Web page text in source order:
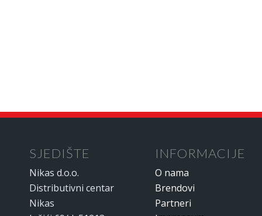
SJEDIŠTE
Nikas d.o.o.
Distributivni centar
Nikas
INFORMACIJE
O nama
Brendovi
Partneri